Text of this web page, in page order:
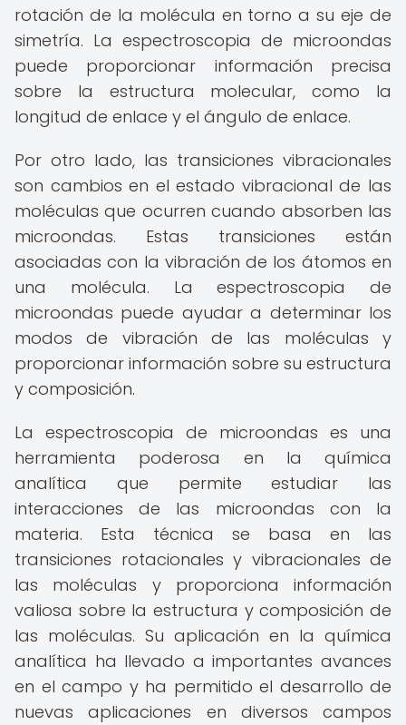
rotación de la molécula en torno a su eje de
simetría. La espectroscopia de microondas
puede proporcionar información precisa
sobre la estructura molecular, como la
longitud de enlace y el ángulo de enlace.
Por otro lado, las transiciones vibracionales
son cambios en el estado vibracional de las
moléculas que ocurren cuando absorben las
microondas. Estas transiciones están
asociadas con la vibración de los átomos en
una molécula. La espectroscopia de
microondas puede ayudar a determinar los
modos de vibración de las moléculas y
proporcionar información sobre su estructura
y composición.
La espectroscopia de microondas es una
herramienta poderosa en la química
analítica que permite estudiar las
interacciones de las microondas con la
materia. Esta técnica se basa en las
transiciones rotacionales y vibracionales de
las moléculas y proporciona información
valiosa sobre la estructura y composición de
las moléculas. Su aplicación en la química
analítica ha llevado a importantes avances
en el campo y ha permitido el desarrollo de
nuevas aplicaciones en diversos campos